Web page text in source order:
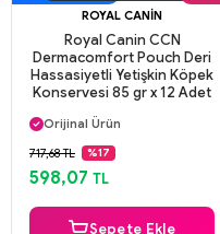
ROYAL CANIN
Royal Canin CCN
Dermacomfort Pouch Deri
Hassasiyetli Yetişkin Köpek
Konservesi 85 gr x 12 Adet
Aynı Gün Kargo
Orijinal Ürün
Güvenli Ödeme
Aynı Gün Kargo
717,68 TL %17
598,07 TL
Sepete Ekle